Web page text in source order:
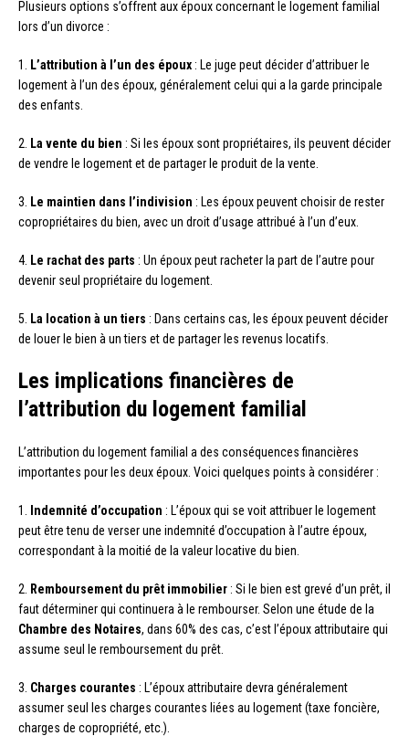
Plusieurs options s’offrent aux époux concernant le logement familial
lors d’un divorce :
1. L’attribution à l’un des époux : Le juge peut décider d’attribuer le
logement à l’un des époux, généralement celui qui a la garde principale
des enfants.
2. La vente du bien : Si les époux sont propriétaires, ils peuvent décider
de vendre le logement et de partager le produit de la vente.
3. Le maintien dans l’indivision : Les époux peuvent choisir de rester
copropriétaires du bien, avec un droit d’usage attribué à l’un d’eux.
4. Le rachat des parts : Un époux peut racheter la part de l’autre pour
devenir seul propriétaire du logement.
5. La location à un tiers : Dans certains cas, les époux peuvent décider
de louer le bien à un tiers et de partager les revenus locatifs.
Les implications financières de
l’attribution du logement familial
L’attribution du logement familial a des conséquences financières
importantes pour les deux époux. Voici quelques points à considérer :
1. Indemnité d’occupation : L’époux qui se voit attribuer le logement
peut être tenu de verser une indemnité d’occupation à l’autre époux,
correspondant à la moitié de la valeur locative du bien.
2. Remboursement du prêt immobilier : Si le bien est grevé d’un prêt, il
faut déterminer qui continuera à le rembourser. Selon une étude de la
Chambre des Notaires, dans 60% des cas, c’est l’époux attributaire qui
assume seul le remboursement du prêt.
3. Charges courantes : L’époux attributaire devra généralement
assumer seul les charges courantes liées au logement (taxe foncière,
charges de copropriété, etc.).